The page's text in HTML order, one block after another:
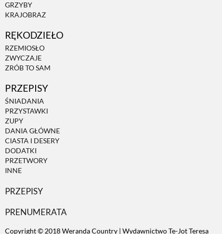
GRZYBY
KRAJOBRAZ
RĘKODZIEŁO
RZEMIOSŁO
ZWYCZAJE
ZRÓB TO SAM
PRZEPISY
ŚNIADANIA
PRZYSTAWKI
ZUPY
DANIA GŁÓWNE
CIASTA I DESERY
DODATKI
PRZETWORY
INNE
PRZEPISY
PRENUMERATA
Copyright © 2018 Weranda Country | Wydawnictwo Te-Jot Teresa
ZWIERZĘTA W NATURZE